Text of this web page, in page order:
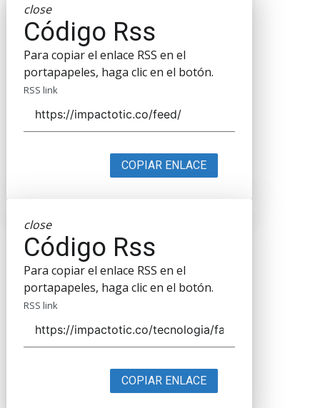
close
Código Rss
Para copiar el enlace RSS en el
portapapeles, haga clic en el botón.
RSS link
COPIAR ENLACE
close
Código Rss
Para copiar el enlace RSS en el
portapapeles, haga clic en el botón.
RSS link
COPIAR ENLACE